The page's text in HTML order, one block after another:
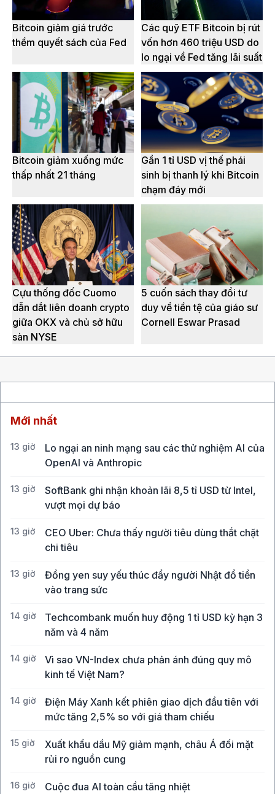
Bitcoin giảm giá trước
thềm quyết sách của Fed
Các quỹ ETF Bitcoin bị rút
vốn hơn 460 triệu USD do
lo ngại về Fed tăng lãi suất
Bitcoin giảm xuống mức
thấp nhất 21 tháng
Gần 1 tỉ USD vị thế phái
sinh bị thanh lý khi Bitcoin
chạm đáy mới
Cựu thống đốc Cuomo
dẫn dắt liên doanh crypto
giữa OKX và chủ sở hữu
sàn NYSE
5 cuốn sách thay đổi tư
duy về tiền tệ của giáo sư
Cornell Eswar Prasad
Mới nhất
13 giờ
Lo ngại an ninh mạng sau các thử nghiệm AI của
OpenAI và Anthropic
13 giờ
SoftBank ghi nhận khoản lãi 8,5 tỉ USD từ Intel,
vượt mọi dự báo
13 giờ
CEO Uber: Chưa thấy người tiêu dùng thắt chặt
chi tiêu
13 giờ
Đồng yen suy yếu thúc đẩy người Nhật đổ tiền
vào trang sức
14 giờ
Techcombank muốn huy động 1 tỉ USD kỳ hạn 3
năm và 4 năm
14 giờ
Vì sao VN-Index chưa phản ánh đúng quy mô
kinh tế Việt Nam?
14 giờ
Điện Máy Xanh kết phiên giao dịch đầu tiên với
mức tăng 2,5% so với giá tham chiếu
15 giờ
Xuất khẩu dầu Mỹ giảm mạnh, châu Á đối mặt
rủi ro nguồn cung
16 giờ Cuộc đua AI toàn cầu tăng nhiệt